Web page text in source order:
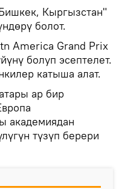
Кыргызстан"
болот.
America Grand Prix
болуп эсептелет.
катыша алат.
ар бир
академиядан
түзүп берери